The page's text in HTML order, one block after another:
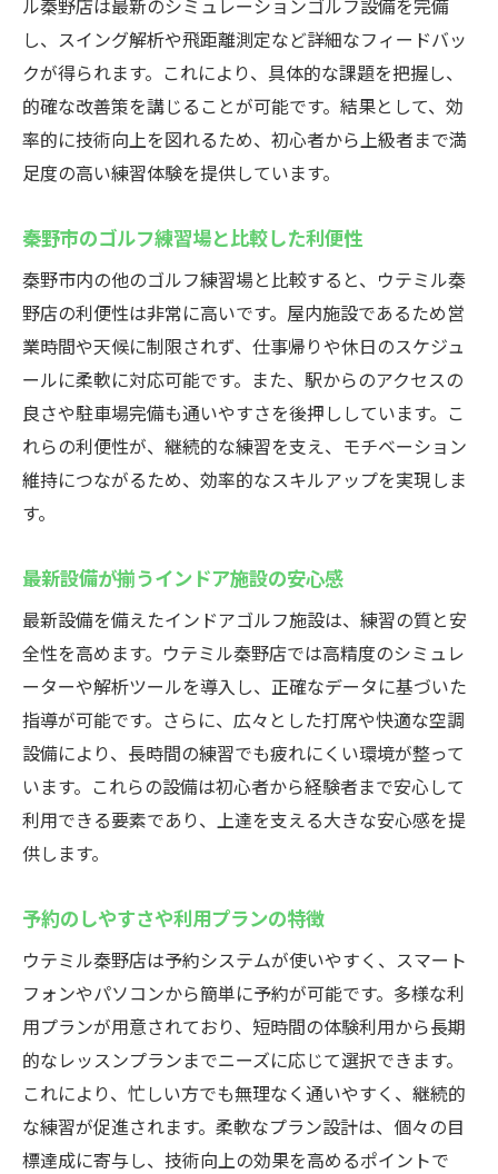
ル秦野店は最新のシミュレーションゴルフ設備を完備
し、スイング解析や飛距離測定など詳細なフィードバッ
クが得られます。これにより、具体的な課題を把握し、
的確な改善策を講じることが可能です。結果として、効
率的に技術向上を図れるため、初心者から上級者まで満
足度の高い練習体験を提供しています。
秦野市のゴルフ練習場と比較した利便性
秦野市内の他のゴルフ練習場と比較すると、ウテミル秦
野店の利便性は非常に高いです。屋内施設であるため営
業時間や天候に制限されず、仕事帰りや休日のスケジュ
ールに柔軟に対応可能です。また、駅からのアクセスの
良さや駐車場完備も通いやすさを後押ししています。こ
れらの利便性が、継続的な練習を支え、モチベーション
維持につながるため、効率的なスキルアップを実現しま
す。
最新設備が揃うインドア施設の安心感
最新設備を備えたインドアゴルフ施設は、練習の質と安
全性を高めます。ウテミル秦野店では高精度のシミュレ
ーターや解析ツールを導入し、正確なデータに基づいた
指導が可能です。さらに、広々とした打席や快適な空調
設備により、長時間の練習でも疲れにくい環境が整って
います。これらの設備は初心者から経験者まで安心して
利用できる要素であり、上達を支える大きな安心感を提
供します。
予約のしやすさや利用プランの特徴
ウテミル秦野店は予約システムが使いやすく、スマート
フォンやパソコンから簡単に予約が可能です。多様な利
用プランが用意されており、短時間の体験利用から長期
的なレッスンプランまでニーズに応じて選択できます。
これにより、忙しい方でも無理なく通いやすく、継続的
な練習が促進されます。柔軟なプラン設計は、個々の目
標達成に寄与し、技術向上の効果を高めるポイントで